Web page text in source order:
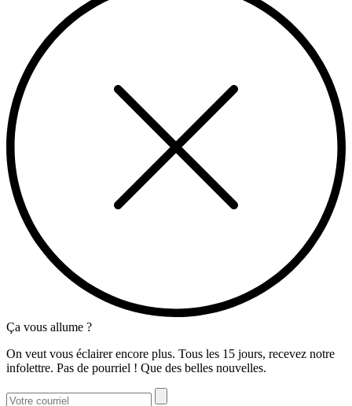
Ça vous allume ?
On veut vous éclairer encore plus. Tous les 15 jours, recevez notre
infolettre. Pas de pourriel ! Que des belles nouvelles.